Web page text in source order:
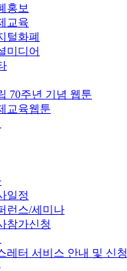
홍보
교육
털화폐
미디어
70주년 기념 웹툰
교육웹툰
일정
런스/세미나
참가신청
레터 서비스 안내 및 신청